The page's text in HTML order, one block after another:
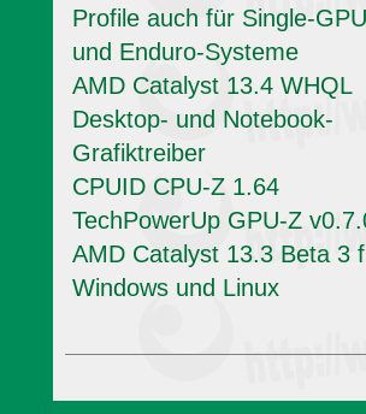
Profile auch für Single-
und Enduro-Systeme
AMD Catalyst 13.4 WHQL
Desktop- und Notebook-
Grafiktreiber
CPUID CPU-Z 1.64
TechPowerUp GPU-Z
AMD Catalyst 13.3 Beta 3
Windows und Linux